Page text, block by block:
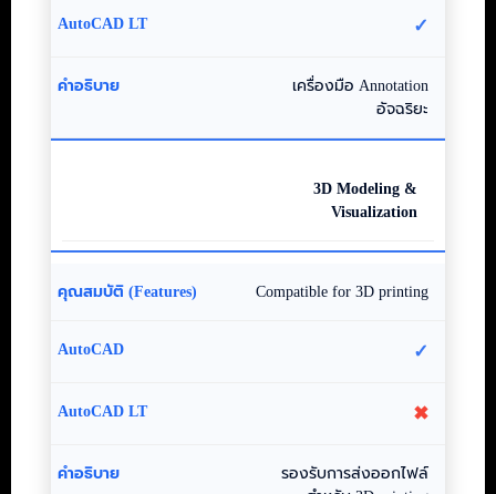
✓
เครื่องมือ Annotation
อัจฉริยะ
3D Modeling &
Visualization
Compatible for 3D printing
✓
✖
รองรับการส่งออกไฟล์